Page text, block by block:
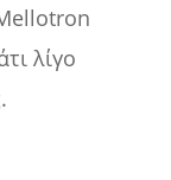
λίγο